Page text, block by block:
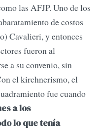
las AFJP. Uno de los
de costos
Cavalieri, y entonces
fueron al
a su convenio, sin
el kirchnerismo, el
fue cuando
a los
lo que tenía